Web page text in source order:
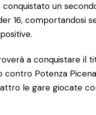
un
16, comportandosi
a conquistare il
contro Potenza
le gare giocate